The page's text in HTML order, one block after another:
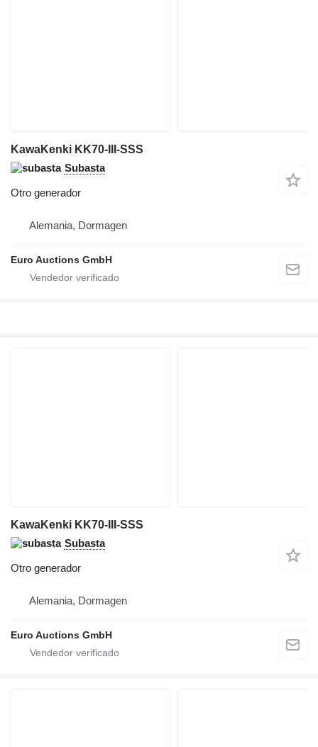
KawaKenki KK70-III-SSS
Subasta
Otro generador
Alemania, Dormagen
Euro Auctions GmbH
KawaKenki KK70-III-SSS
Subasta
Otro generador
Alemania, Dormagen
Euro Auctions GmbH